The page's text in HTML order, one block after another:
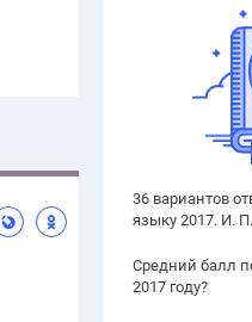
36 вариантов
языку 2017. И.
Средний балл
2017 году?